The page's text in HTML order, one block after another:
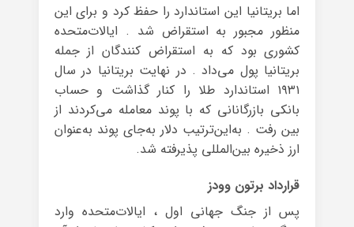
اما بریتانیا این استاندارد را حفظ کرد و برای این
منظور مجبور به استقراض شد . ایالات‌متحده
کشوری بود که به استقراض کنندگان از جمله
بریتانیا پول می‌داد . در نهایت بریتانیا در سال
۱۹۳۱ استاندارد طلا را کنار گذاشت و حساب
بانکی بازرگانانی که با پوند معامله می‌کردند از
بین رفت . به‌این‌ترتیب دلار به‌جای پوند به‌عنوان
ارز ذخیره بین‌المللی پذیرفته شد.
قرارداد برتون وودز
پس از جنگ جهانی اول ، ایالات‌متحده وارد